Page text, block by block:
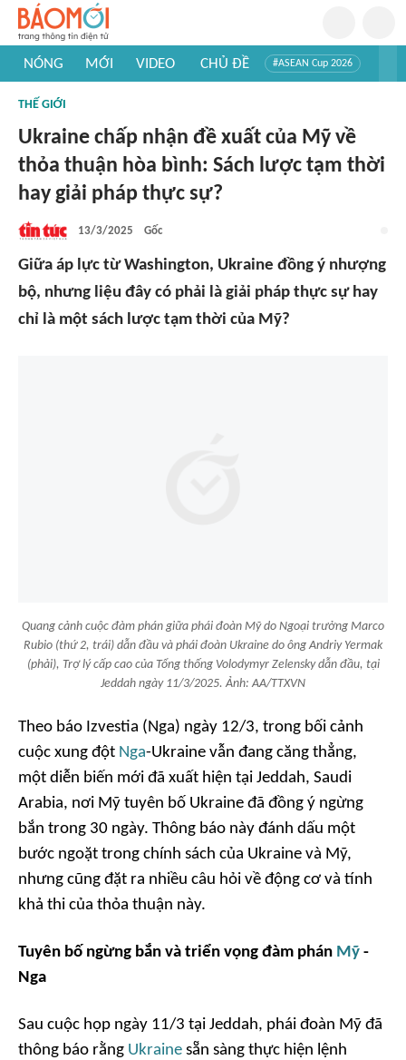
NÓNG MỚI VIDEO CHỦ ĐỀ #ASEAN Cup 2026
#Khám phá thế giới
THẾ GIỚI
Ukraine chấp nhận đề xuất của Mỹ về
thỏa thuận hòa bình: Sách lược tạm thời
hay giải pháp thực sự?
13/3/2025 Gốc
Giữa áp lực từ Washington, Ukraine đồng ý nhượng
bộ, nhưng liệu đây có phải là giải pháp thực sự hay
chỉ là một sách lược tạm thời của Mỹ?
Quang cảnh cuộc đàm phán giữa phái đoàn Mỹ do Ngoại trưởng Marco
Rubio (thứ 2, trái) dẫn đầu và phái đoàn Ukraine do ông Andriy Yermak
(phải), Trợ lý cấp cao của Tổng thống Volodymyr Zelensky dẫn đầu, tại
Jeddah ngày 11/3/2025. Ảnh: AA/TTXVN
Theo báo Izvestia (Nga) ngày 12/3, trong bối cảnh
cuộc xung đột Nga-Ukraine vẫn đang căng thẳng,
một diễn biến mới đã xuất hiện tại Jeddah, Saudi
Arabia, nơi Mỹ tuyên bố Ukraine đã đồng ý ngừng
bắn trong 30 ngày. Thông báo này đánh dấu một
bước ngoặt trong chính sách của Ukraine và Mỹ,
nhưng cũng đặt ra nhiều câu hỏi về động cơ và tính
khả thi của thỏa thuận này.
Tuyên bố ngừng bắn và triển vọng đàm phán Mỹ -
Nga
Sau cuộc họp ngày 11/3 tại Jeddah, phái đoàn Mỹ đã
thông báo rằng Ukraine sẵn sàng thực hiện lệnh